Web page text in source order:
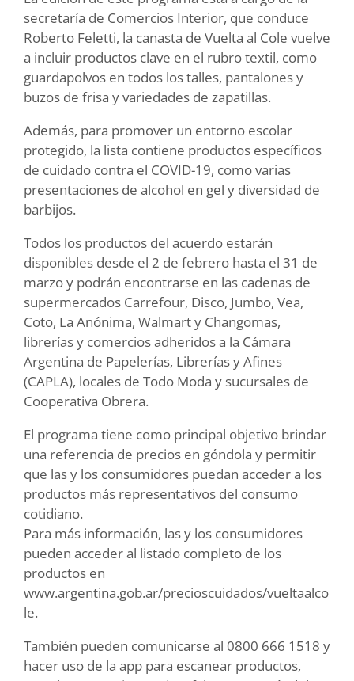
secretaría de Comercios Interior, que conduce
Roberto Feletti, la canasta de Vuelta al Cole vuelve
a incluir productos clave en el rubro textil, como
guardapolvos en todos los talles, pantalones y
buzos de frisa y variedades de zapatillas.
Además, para promover un entorno escolar
protegido, la lista contiene productos específicos
de cuidado contra el COVID-19, como varias
presentaciones de alcohol en gel y diversidad de
barbijos.
Todos los productos del acuerdo estarán
disponibles desde el 2 de febrero hasta el 31 de
marzo y podrán encontrarse en las cadenas de
supermercados Carrefour, Disco, Jumbo, Vea,
Coto, La Anónima, Walmart y Changomas,
librerías y comercios adheridos a la Cámara
Argentina de Papelerías, Librerías y Afines
(CAPLA), locales de Todo Moda y sucursales de
Cooperativa Obrera.
El programa tiene como principal objetivo brindar
una referencia de precios en góndola y permitir
que las y los consumidores puedan acceder a los
productos más representativos del consumo
cotidiano.
Para más información, las y los consumidores
pueden acceder al listado completo de los
productos en
www.argentina.gob.ar/precioscuidados/vueltaalco
le.
También pueden comunicarse al 0800 666 1518 y
hacer uso de la app para escanear productos,